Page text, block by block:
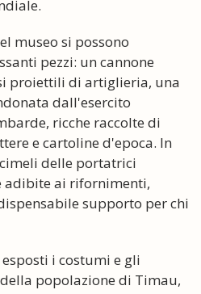
museo si possono
pezzi: un cannone
proiettili di artiglieria, una
dall'esercito
ricche raccolte di
e cartoline d'epoca. In
delle portatrici
adibite ai rifornimenti,
supporto per chi
i costumi e gli
popolazione di Timau,